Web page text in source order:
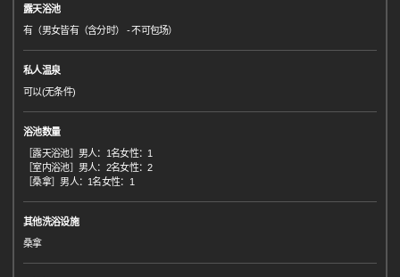
露天浴池
有（男女皆有（含分时） - 不可包场）
私人温泉
可以(无条件)
浴池数量
［露天浴池］男人：1名女性：1
［室内浴池］男人：2名女性：2
［桑拿］男人：1名女性：1
其他洗浴设施
桑拿